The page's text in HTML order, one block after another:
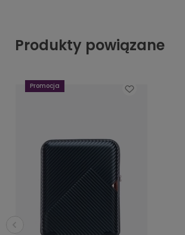
Produkty powiązane
Promocja